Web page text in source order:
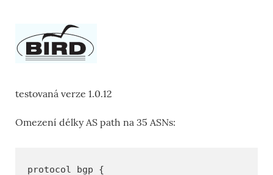
testovaná verze 1.0.12
Omezení délky AS path na 35 ASNs:
protocol bgp {